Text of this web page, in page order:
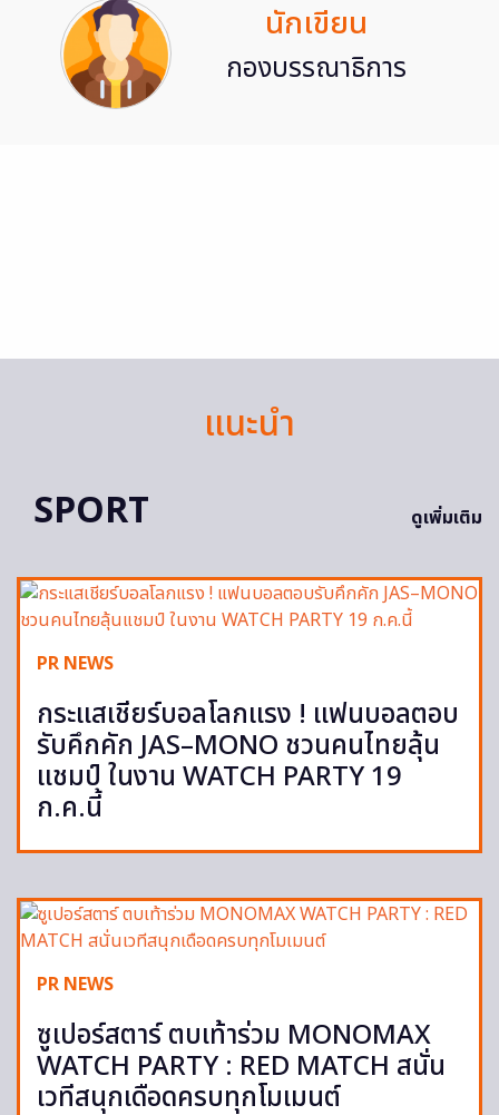
นักเขียน
กองบรรณาธิการ
แนะนำ
SPORT
ดูเพิ่มเติม
PR NEWS
กระแสเชียร์บอลโลกแรง ! แฟนบอลตอบ
รับคึกคัก JAS–MONO ชวนคนไทยลุ้น
แชมป์ ในงาน WATCH PARTY 19
ก.ค.นี้
PR NEWS
ซูเปอร์สตาร์ ตบเท้าร่วม MONOMAX
WATCH PARTY : RED MATCH สนั่น
เวทีสนุกเดือดครบทุกโมเมนต์